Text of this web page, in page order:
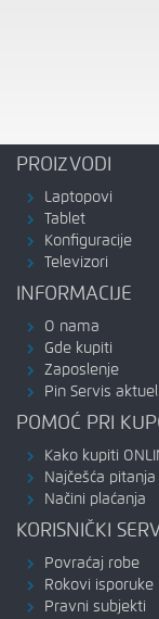
PROIZVODI
Laptopovi
Tablet
Konfiguracije
Televizori
INFORMACIJE
O nama
Gde kupiti
Zaposlenje
Pin Servis
POMOĆ PRI
Kako kupiti
Najčešća pitanja
Načini plaćanja
KORISNIČKI
Povraćaj robe
Rokovi isporuke
Pravni subjekti